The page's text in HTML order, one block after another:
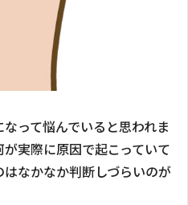
って悩んでいると思われま
実際に原因で起こっていて
なかなか判断しづらいのが